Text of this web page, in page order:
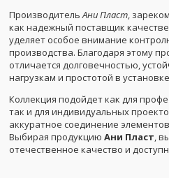
ПроизводительАни Пласт,
как надежный поставщик
уделяет особое внимание
производства. Благодаря этому
отличается долговечностью,
нагрузкам и простотой в
Коллекция подойдет как для
так и для индивидуальных
аккуратное соединение
Выбирая продукцию Ани Пласт,
отечественное качество и